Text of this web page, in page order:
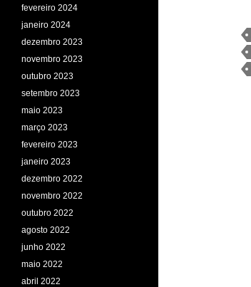
fevereiro 2024
janeiro 2024
dezembro 2023
novembro 2023
outubro 2023
setembro 2023
maio 2023
março 2023
fevereiro 2023
janeiro 2023
dezembro 2022
novembro 2022
outubro 2022
agosto 2022
junho 2022
maio 2022
abril 2022